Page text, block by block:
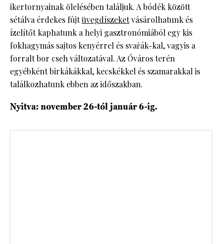
ikertornyainak ölelésében találjuk. A bódék között
sétálva érdekes fújtüvegdíszeketvásárolhatunk és
ízelítőt kaphatunk a helyi gasztronómiából egy kis
fokhagymás sajtos kenyérrel és svařák-kal, vagyis a
forralt bor cseh változatával. Az Óváros terén
egyébként birkákákkal, kecskékkel és szamarakkal is
találkozhatunk ebben az időszakban.
Nyitva: november 26-tól január 6-ig.